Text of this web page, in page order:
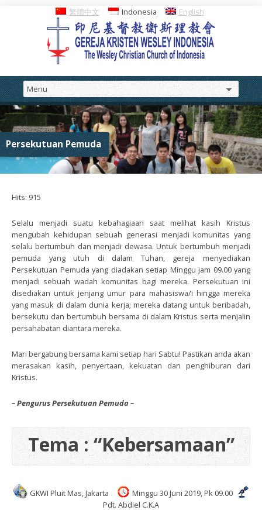
繁體中文 Indonesia English
Persekutuan Pemuda
Hits: 915
Selalu menjadi suatu kebahagiaan saat melihat kasih Kristus
mengubah kehidupan sebuah generasi menjadi komunitas yang
selalu bertumbuh dan menjadi dewasa. Untuk bertumbuh menjadi
pemuda yang utuh di dalam Tuhan, gereja menyediakan
Persekutuan Pemuda yang diadakan setiap Minggu jam 09.00 yang
menjadi sebuah wadah komunitas bagi mereka. Persekutuan ini
disediakan untuk jenjang umur para mahasiswa/i hingga mereka
yang masuk di dalam dunia kerja; mereka datang untuk beribadah,
bersekutu dan bertumbuh bersama di dalam Kristus serta menjalin
persahabatan diantara mereka.
Mari bergabung bersama kami setiap hari Sabtu! Pastikan anda akan
merasakan kasih, penyertaan, kekuatan dan penghiburan dari
Kristus.
– Pengurus Persekutuan Pemuda –
Tema : “Kebersamaan”
GKWI Pluit Mas, Jakarta
Minggu 30 Juni 2019, Pk 09.00
Pdt. Abdiel C.K.A